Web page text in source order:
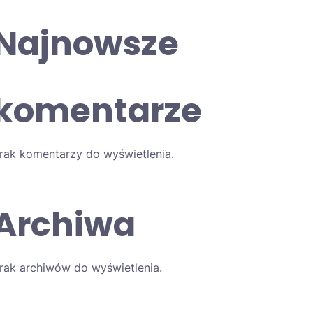
komentarzy do wyświetlenia.
archiwów do wyświetlenia.